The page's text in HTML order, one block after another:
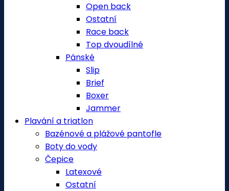
Open back
Ostatní
Race back
Top dvoudílné
Pánské
Slip
Brief
Boxer
Jammer
Plavání a triatlon
Bazénové a plážové pantofle
Boty do vody
Čepice
Latexové
Ostatní